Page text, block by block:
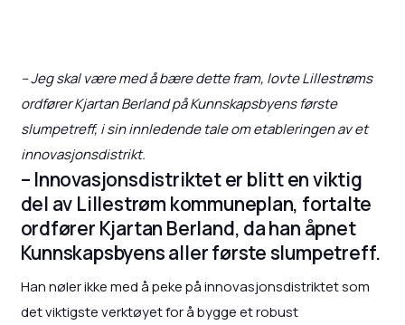
– Jeg skal være med å bære dette fram, lovte Lillestrøms
ordfører Kjartan Berland på Kunnskapsbyens første
slumpetreff, i sin innledende tale om etableringen av et
innovasjonsdistrikt.
– Innovasjonsdistriktet er blitt en viktig
del av Lillestrøm kommuneplan, fortalte
ordfører Kjartan Berland, da han åpnet
Kunnskapsbyens aller første slumpetreff.
Han nøler ikke med å peke på innovasjonsdistriktet som
det viktigste verktøyet for å bygge et robust